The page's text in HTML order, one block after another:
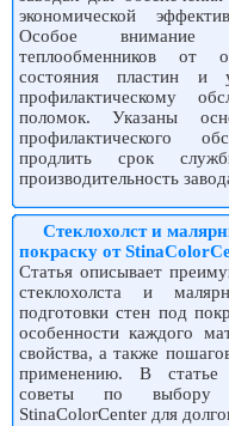
экономической
Особое внимание
теплообменников от
состояния пластин и
профилактическому
поломок. Указаны
профилактического
продлить срок
производительность
Стеклохолст и
покраску от
Статья описывает
стеклохолста и
подготовки стен под
особенности каждого
свойства, а также
применению. В статье
советы по выбору
StinaColorCenter для